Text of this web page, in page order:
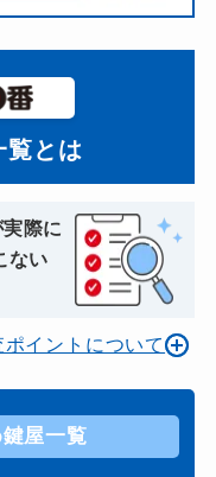
覧とは
際に
ない
ポイントについて
屋一覧